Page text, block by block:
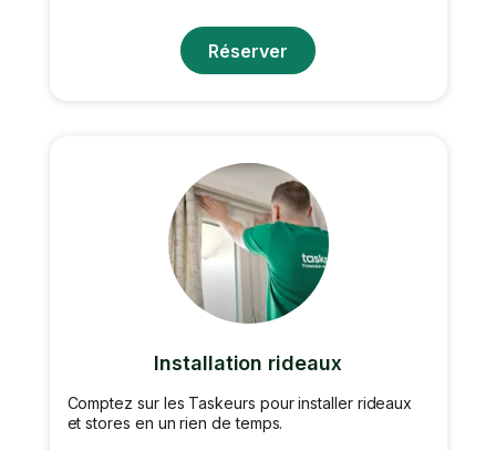
Réserver
Installation rideaux
Comptez sur les Taskeurs pour installer rideaux
et stores en un rien de temps.